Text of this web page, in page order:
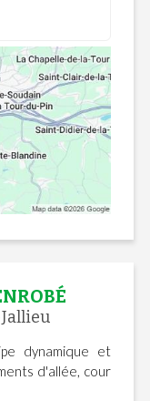
dynamique et
d'allée, cour